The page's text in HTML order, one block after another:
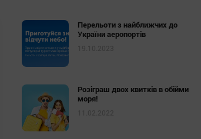
Перельоти з найближчих до
України аеропортів
Розіграш двох квитків в обійми
моря!